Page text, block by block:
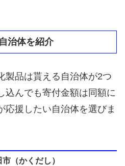
治体を紹介
製品は貰える自治体が2つ
込んでも寄付金額は同額に
応援したい自治体を選びま
（かくだし）